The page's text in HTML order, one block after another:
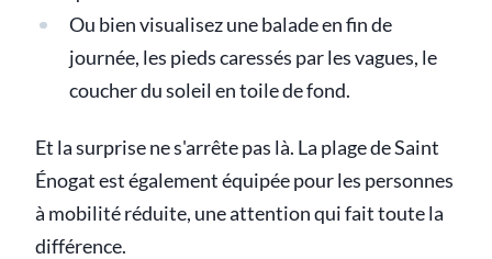
Ou bien visualisez une balade en fin de
journée, les pieds caressés par les vagues, le
coucher du soleil en toile de fond.
Et la surprise ne s'arrête pas là. La plage de Saint
Énogat est également équipée pour les personnes
à mobilité réduite, une attention qui fait toute la
différence.